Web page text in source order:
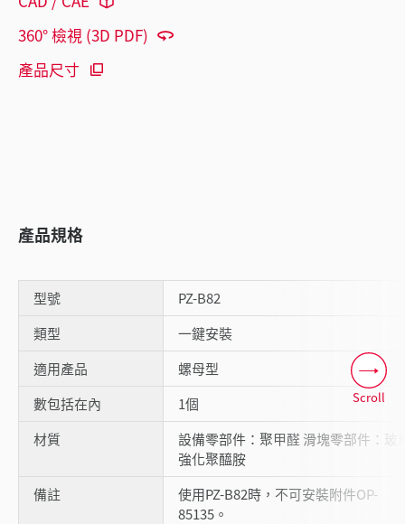
360° 檢視 (3D PDF)
產品尺寸
產品規格
型號
PZ-B82
類型
一鍵安裝
適用產品
螺母型
數包括在內
1個
材質
設備零部件：聚甲醛 滑塊零部件：玻
強化聚醯胺
備註
使用PZ-B82時，不可安裝附件OP-
85135。
Scroll